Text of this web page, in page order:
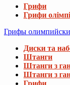
Грифи
Грифи
Грифы
Диски та
Штанги
Штанги з
Штанги з
Грифи